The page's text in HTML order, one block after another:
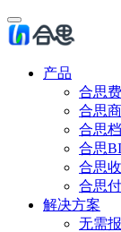
产品
合思
合思
合思
合思BI
合思
合思
解决方案
无需